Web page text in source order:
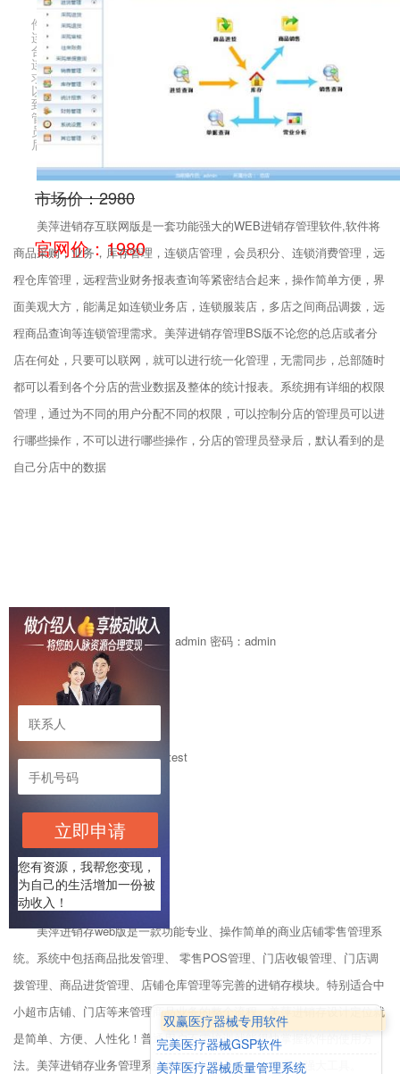
美萍进销存互联网版是一套功能强大的WEB进销存管理软
件,软件将商品采购，业务，库存管理，连锁店管理，会员积分、
连锁消费管理，远程仓库管理，远程营业财务报表查询等紧密结
合起来，操作简单方便，界面美观大方，能满足如连锁业务店，
连锁服装店，多店之间商品调拨，远程商品查询等连锁管理需
求。美萍进销存管理BS版不论您的总店或者分店在何处，只要可
以联网，就可以进行统一化管理，无需同步，总部随时都可以看
到各个分店的营业数据及整体的统计报表。系统拥有详细的权限
管理，通过为不同的用户分配不同的权限，可以控制分店的管理
员可以进行哪些操作，不可以进行哪些操作，分店的管理员登录
后，默认看到的是自己分店中的数据
市场价：2980
官网价：1980
美萍进销存互联网版是一套功能强大的WEB进销存管理软件,软件将
商品采购，业务，库存管理，连锁店管理，会员积分、连锁消费管理，远
程仓库管理，远程营业财务报表查询等紧密结合起来，操作简单方便，界
面美观大方，能满足如连锁业务店，连锁服装店，多店之间商品调拨，远
程商品查询等连锁管理需求。美萍进销存管理BS版不论您的总店或者分
店在何处，只要可以联网，就可以进行统一化管理，无需同步，总部随时
都可以看到各个分店的营业数据及整体的统计报表。系统拥有详细的权限
管理，通过为不同的用户分配不同的权限，可以控制分店的管理员可以进
行哪些操作，不可以进行哪些操作，分店的管理员登录后，默认看到的是
自己分店中的数据
试用帐号： 总店 登录名：admin 密码：admin
分店 登录名：test 密码：test
美萍进销存web版是一款功能专业、操作简单的商业店铺零售管理系
统。系统中包括商品批发管理、 零售POS管理、门店收银管理、门店调
拨管理、商品进货管理、店铺仓库管理等完善的进销存模块。特别适合中
小超市店铺、门店等来管理商品业务的整个流程。美萍进销存设计定位就
是简单、方便、人性化！普通用户不需培训就能很快掌握软件的使用方
法。美萍进销存业务管理系统是您进行商品信息化管理的强大工具。
立即申请
您有资源，我帮您变现，
为自己的生活增加一份被
动收入！
双赢医疗器械专用软件
完美医疗器械GSP软件
美萍医疗器械质量管理系统